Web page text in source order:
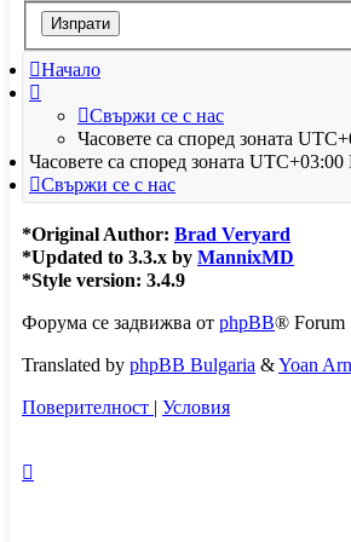
Начало
Свържи се с нас
Часовете са според зоната
Часовете са според зоната UTC+03:00
Свържи се с нас
*Original Author: Brad Veryard
*Updated to 3.3.x by MannixMD
*Style version: 3.4.9
Форума се задвижва от phpBB® Forum
Translated by phpBB Bulgaria &Yoan
Поверителност | Условия